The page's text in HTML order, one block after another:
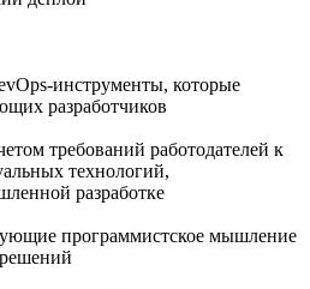
инструменты, которые
разработчиков
требований работодателей к
технологий,
разработке
программистское мышление